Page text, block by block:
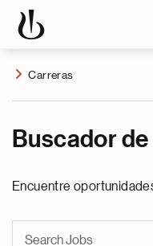
Carreras
Buscador
Encuentre